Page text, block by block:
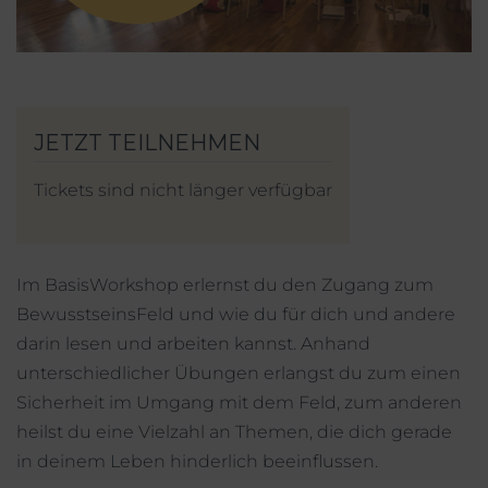
Mein Account
Instagram
Tickets sind nicht länger verfügbar
Im BasisWorkshop erlernst du den Zugang zum
BewusstseinsFeld und wie du für dich und andere
darin lesen und arbeiten kannst. Anhand
unterschiedlicher Übungen erlangst du zum einen
Sicherheit im Umgang mit dem Feld, zum anderen
heilst du eine Vielzahl an Themen, die dich gerade
in deinem Leben hinderlich beeinflussen.